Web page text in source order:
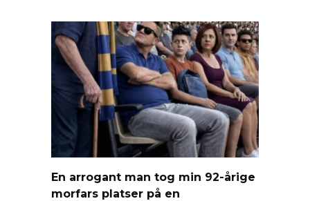
En arrogant man tog min 92-årige
morfars platser på en